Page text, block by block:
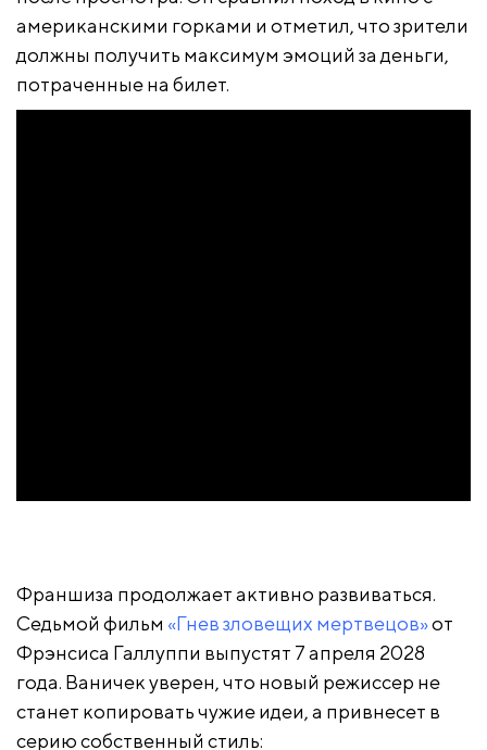
американскими горками и отметил, что зрители
должны получить максимум эмоций за деньги,
потраченные на билет.
Франшиза продолжает активно развиваться.
Седьмой фильм «Гнев зловещих мертвецов»от
Фрэнсиса Галлуппи выпустят 7 апреля 2028
года. Ваничек уверен, что новый режиссер не
станет копировать чужие идеи, а привнесет в
серию собственный стиль: